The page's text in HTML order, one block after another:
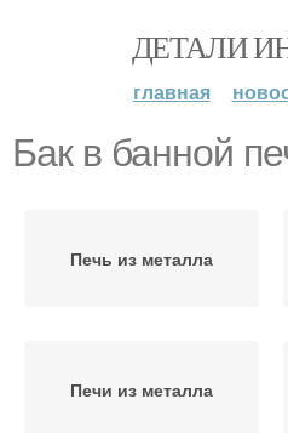
ДЕТАЛИ
главная
Бак в банной
Печь из металла
Печи из металла